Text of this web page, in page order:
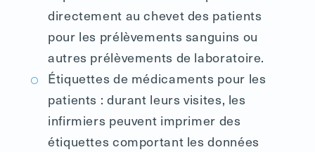
directement au chevet des patients
pour les prélèvements sanguins ou
autres prélèvements de laboratoire.
Étiquettes de médicaments pour les
patients : durant leurs visites, les
infirmiers peuvent imprimer des
étiquettes comportant les données